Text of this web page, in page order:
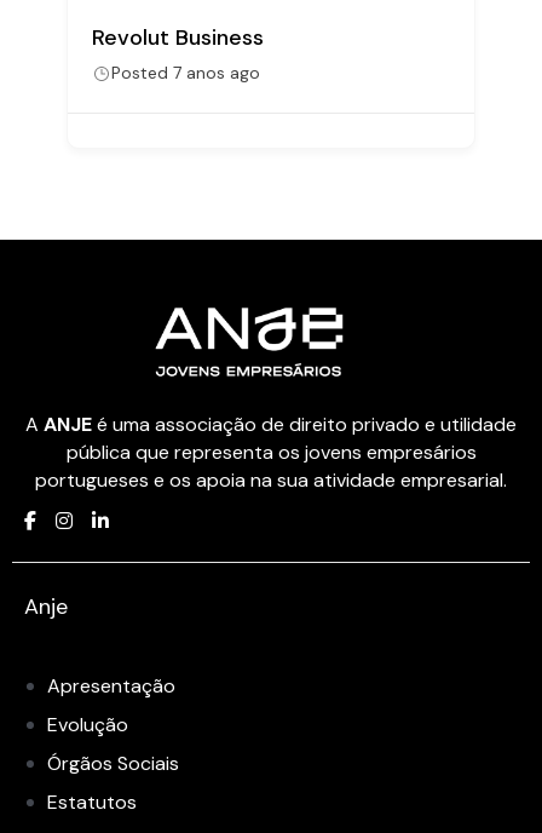
Revolut Business
Posted 7 anos ago
A ANJEé uma associação de direito privado e utilidade
pública que representa os jovens empresários
portugueses e os apoia na sua atividade empresarial.
Anje
Apresentação
Evolução
Órgãos Sociais
Estatutos